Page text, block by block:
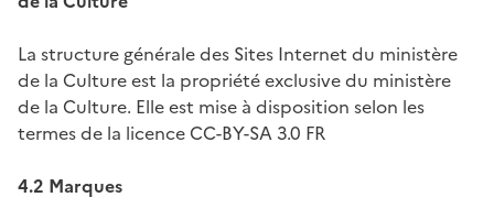
La structure générale des Sites Internet du ministère
de la Culture est la propriété exclusive du ministère
de la Culture. Elle est mise à disposition selon les
termes de la licence CC-BY-SA 3.0 FR
4.2 Marques